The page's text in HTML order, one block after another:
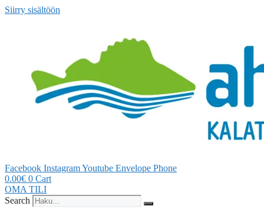
Siirry sisältöön
Facebook InstagramYoutube Envelope Phone
0.00€ 0 Cart
OMA TILI
Search